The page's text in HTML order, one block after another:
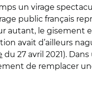
un virage
public français
autant, le gisement
avait d’ailleurs
du 27 avril 2021).
de remplacer